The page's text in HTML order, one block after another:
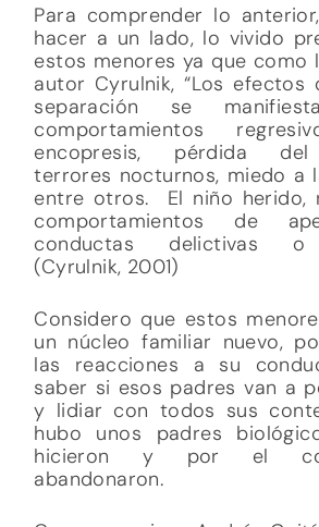
Para comprender lo
hacer a un lado, lo vivido
estos menores ya que como
autor Cyrulnik, “Los efectos
separación se
comportamientos
encopresis, pérdida del
terrores nocturnos, miedo a
entre otros. El niño herido,
comportamientos de
conductas delictivas o
(Cyrulnik, 2001)
Considero que estos
un núcleo familiar nuevo,
las reacciones a su
saber si esos padres van a
y lidiar con todos sus
hubo unos padres
hicieron y por el
abandonaron.